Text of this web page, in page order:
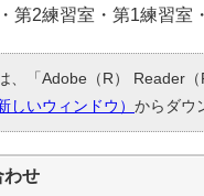
第2練習室・第1練習室
、「Adobe（R） Reader
いウィンドウ） からダウ
わせ